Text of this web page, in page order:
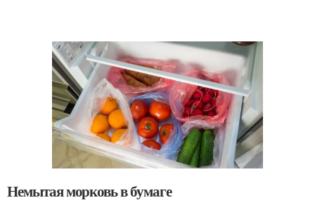
Немытая морковь в бумаге